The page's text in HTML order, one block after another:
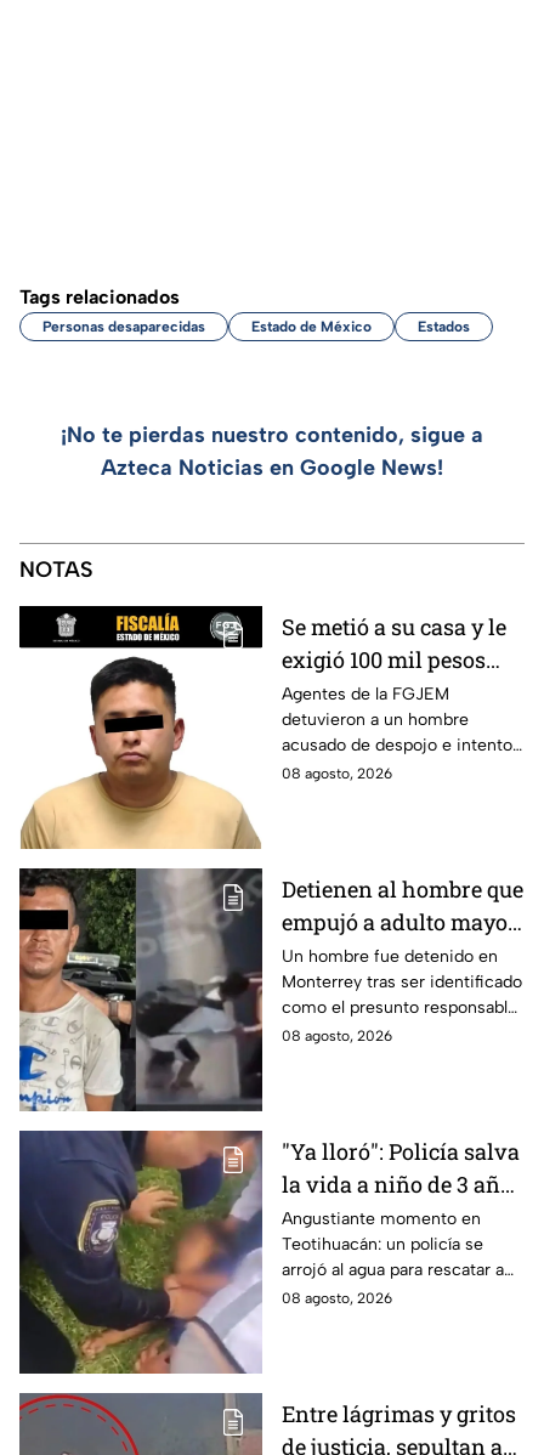
Tags relacionados
Personas desaparecidas Estado de México Estados
¡No te pierdas nuestro contenido, sigue a
Azteca Noticias en Google News!
NOTAS
Se metió a su casa y le
exigió 100 mil pesos
para devolvérsela; cae
otro por despojo en
Edomex
Agentes de la FGJEM
detuvieron a un hombre
acusado de despojo e intento
de extorsión en el Edomex.
08 agosto, 2026
Detienen al hombre que
empujó a adulto mayor
contra tráiler; provocó
su muerte en
Monterrey
Un hombre fue detenido en
Monterrey tras ser identificado
como el presunto responsable
de la muerte de un adulto
08 agosto, 2026
"Ya lloró": Policía salva
la vida a niño de 3 años
que cayó a un lago en
Teotihuacán; aplicó
RCP (VIDEO)
Angustiante momento en
Teotihuacán: un policía se
arrojó al agua para rescatar a
un pequeño que no respiraba y
08 agosto, 2026
Entre lágrimas y gritos
de justicia, sepultan a